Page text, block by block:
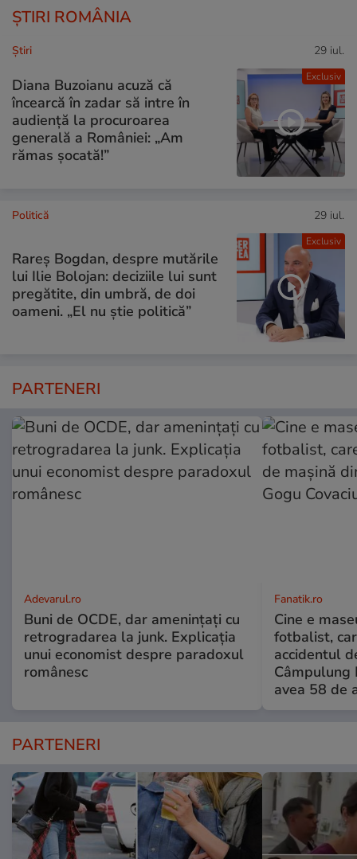
ȘTIRI ROMÂNIA
Exclusiv
Ştiri 29 iul.
Diana Buzoianu acuză că
încearcă în zadar să intre în
audiență la procuroarea
generală a României: „Am
rămas șocată!”
Exclusiv
Politică 29 iul.
Rareș Bogdan, despre mutările
lui Ilie Bolojan: deciziile lui sunt
pregătite, din umbră, de doi
oameni. „El nu știe politică”
PARTENERI
Adevarul.ro
Buni de OCDE, dar amenințați cu
retrogradarea la junk. Explicația
unui economist despre paradoxul
românesc
Fanatik.ro
Cine e
fotbalist,
accidentul
Câmpulung
avea 58 de
PARTENERI